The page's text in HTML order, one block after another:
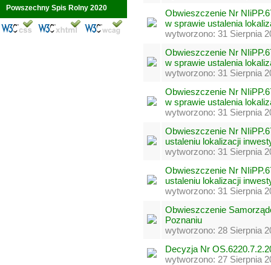
Powszechny Spis Rolny 2020
Obwieszczenie Nr
w sprawie ustalenia
wytworzono: 31 Sierpnia
Obwieszczenie Nr
w sprawie ustalenia
wytworzono: 31 Sierpnia
Obwieszczenie Nr
w sprawie ustalenia
wytworzono: 31 Sierpnia
Obwieszczenie Nr
ustaleniu lokalizacji
wytworzono: 31 Sierpnia
Obwieszczenie Nr
ustaleniu lokalizacji
wytworzono: 31 Sierpnia
Obwieszczenie
Poznaniu
wytworzono: 28 Sierpnia
Decyzja Nr
wytworzono: 27 Sierpnia